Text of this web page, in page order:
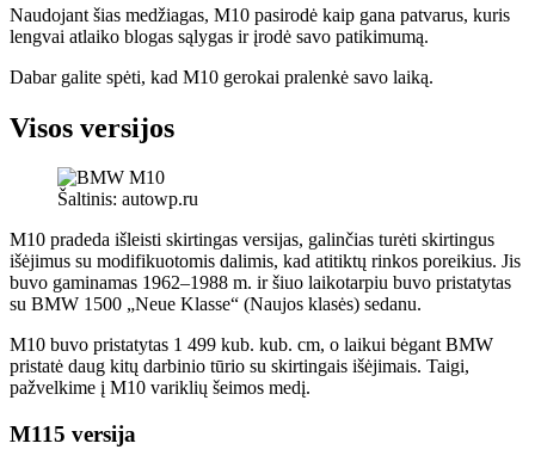
Naudojant šias medžiagas, M10 pasirodė kaip gana patvarus, kuris
lengvai atlaiko blogas sąlygas ir įrodė savo patikimumą.
Dabar galite spėti, kad M10 gerokai pralenkė savo laiką.
Visos versijos
Šaltinis: autowp.ru
M10 pradeda išleisti skirtingas versijas, galinčias turėti skirtingus
išėjimus su modifikuotomis dalimis, kad atitiktų rinkos poreikius. Jis
buvo gaminamas 1962–1988 m. ir šiuo laikotarpiu buvo pristatytas
su BMW 1500 „Neue Klasse“ (Naujos klasės) sedanu.
M10 buvo pristatytas 1 499 kub. kub. cm, o laikui bėgant BMW
pristatė daug kitų darbinio tūrio su skirtingais išėjimais. Taigi,
pažvelkime į M10 variklių šeimos medį.
M115 versija